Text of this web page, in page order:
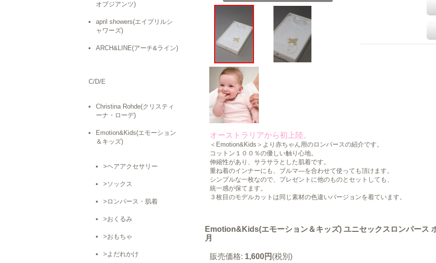
オブジアンツ)
april showers(エイプリルシ
ャワーズ)
ARCH&LINE(アーチ&ライン)
C/D/E
Christina Rohde(クリスティ
ーナ・ローデ)
Emotion&Kids(エモーション
＆キッズ)
>ヘアアクセサリー
>ソックス
>ロンパース・肌着
>おくるみ
>おもちゃ
>よだれかけ
オーストラリアから初上陸。
＜Emotion&Kids＞より赤ちゃん用のロンパースの紹介です。
コットン１００％の優しい触り心地。
伸縮性があり、サラサラとした肌着です。
重ね着のインナーにも、ブルマ―を合わせて使っても頂けます。
シンプルな一枚なので、プレゼントに他のものとセットしても、
統一感が保てます。
３枚目のモデルカットは同じ素材の色違いバージョンを着ています。
Emotion&Kids(エモーション＆キッズ) ユニセックスロンパース
月
販売価格: 1,600円 (税別)